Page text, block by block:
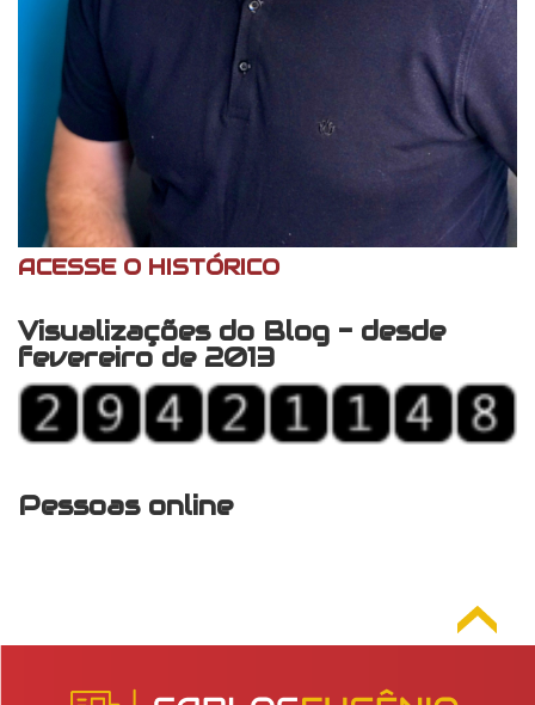
ACESSE O HISTÓRICO
Visualizações do Blog - desde
fevereiro de 2013
Pessoas online